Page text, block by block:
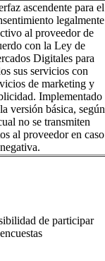
ascendente para el
legalmente
al proveedor de
con la Ley de
Digitales para
sus servicios con
de marketing y
Implementado
versión básica, según
no se transmiten
al proveedor en caso
de participar